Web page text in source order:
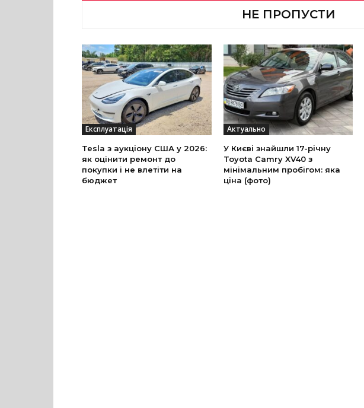
НЕ ПРОПУСТИ
Експлуатація
Tesla з аукціону США у 2026:
як оцінити ремонт до
покупки і не влетіти на
бюджет
Актуально
У Києві знайшли 17-річну
Toyota Camry XV40 з
мінімальним пробігом: яка
ціна (фото)